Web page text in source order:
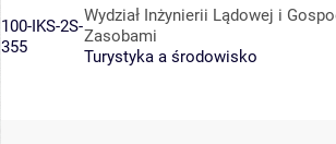
100-IKS-2S-
355
Wydział Inżynierii Lądowej i
Zasobami
Turystyka a środowisko